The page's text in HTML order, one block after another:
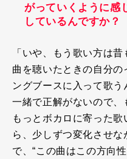
がっていくように感
しているんですか？
「いや、もう歌い方は
曲を聴いたときの自分の
ングブースに入って歌
一緒で正解がないので、
もっとボカロに寄った
ら、少しずつ変化させ
で、“この曲はこの方向